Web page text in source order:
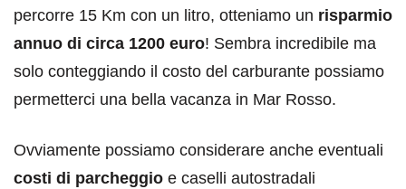
percorre 15 Km con un litro, otteniamo un risparmio
annuo di circa 1200 euro! Sembra incredibile ma
solo conteggiando il costo del carburante possiamo
permetterci una bella vacanza in Mar Rosso.
Ovviamente possiamo considerare anche eventuali
costi di parcheggio e caselli autostradali